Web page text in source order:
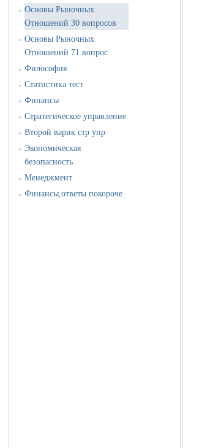
» Основы Рыночных
Отношений 30 вопросов
» Основы Рыночных
Отношений 71 вопрос
» Философия
» Статистика тест
» Финансы
» Стратегическое управление
» Второй варик стр упр
» Экономическая
безопасность
» Менеджмент
» Финансы,ответы покороче